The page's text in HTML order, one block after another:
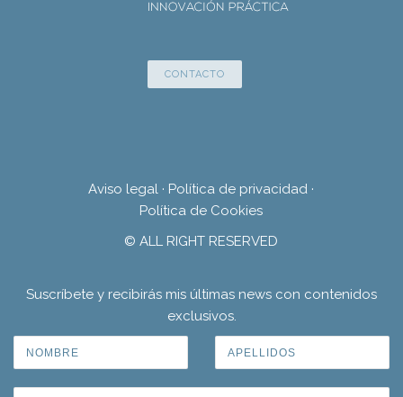
CONTACTO
Aviso legal · Política de privacidad ·
Política de Cookies
© ALL RIGHT RESERVED
Suscríbete y recibirás mis últimas news con contenidos
exclusivos.